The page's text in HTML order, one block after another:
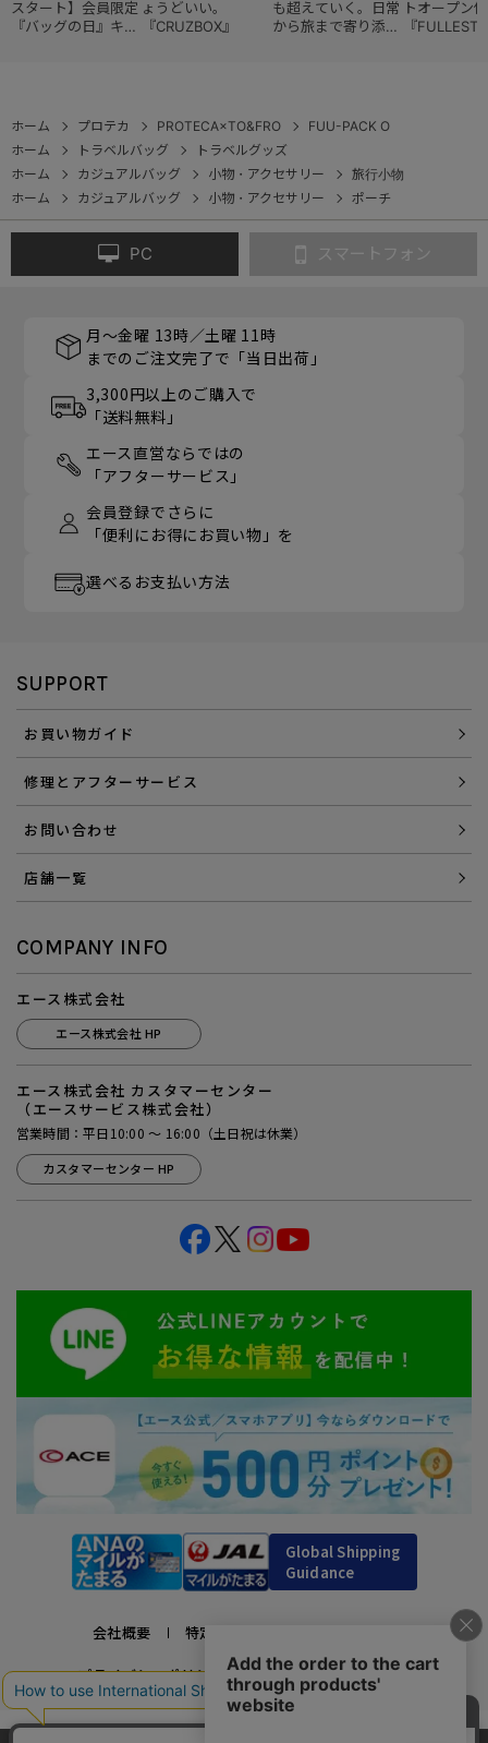
スタート】会員限定
『バッグの日』キャ
ょうどいい。
『CRUZBOX』
も超えていく。日常
から旅まで寄り添う
トオープン
『
ホーム プロテカ PROTECA×TO&FRO
FUU-PACK O
ホーム
トラベルバッグ
トラベルグッズ
ホーム
カジュアルバッグ 小物・アクセサリー
旅行小物
ホーム
カジュアルバッグ 小物・アクセサリー ポーチ
PC スマートフォン
月～金曜 13時／土曜 11時
までのご注文完了で「当日出荷」
3,300円以上のご購入で
「送料無料」
エース直営ならではの
「アフターサービス」
会員登録でさらに
「便利にお得にお買い物」を
選べるお支払い方法
SUPPORT
お買い物ガイド
修理とアフターサービス
お問い合わせ
店舗一覧
COMPANY INFO
エース株式会社
エース株式会社 HP
エース株式会社 カスタマーセンター
（エースサービス株式会社）
営業時間：平日10:00 ～ 16:00（土日祝は休業）
カスタマーセンター HP
Global Shipping
Guidance
会社概要 特定商取引法に基づく表示
プライバシーポリシー 利用規約 採用情報